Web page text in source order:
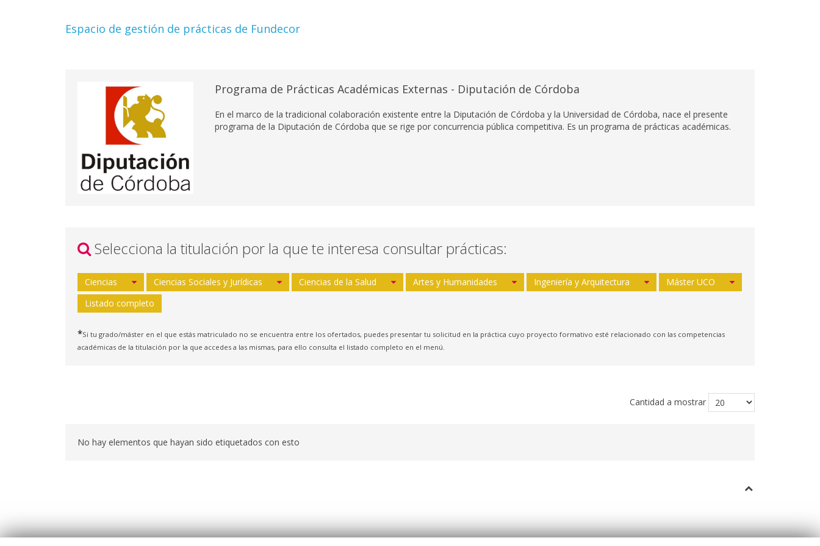
Espacio de gestión de prácticas de Fundecor
Programa de Prácticas Académicas Externas - Diputación de Córdoba
En el marco de la tradicional colaboración existente entre la Diputación de Córdoba y la Universidad de Córdoba, nace el presente
programa de la Diputación de Córdoba que se rige por concurrencia pública competitiva. Es un programa de prácticas académicas.
Selecciona la titulación por la que te interesa consultar prácticas:
Ciencias Ciencias Sociales y Jurídicas Ciencias de la Salud Artes y Humanidades Ingeniería y Arquitectura
Máster UCO
Listado completo
*Si tu grado/máster en el que estás matriculado no se encuentra entre los ofertados, puedes presentar tu solicitud en la práctica cuyo proyecto formativo esté relacionado con las competencias
académicas de la titulación por la que accedes a las mismas, para ello consulta el listado completo en el menú.
Cantidad a mostrar
No hay elementos que hayan sido etiquetados con esto